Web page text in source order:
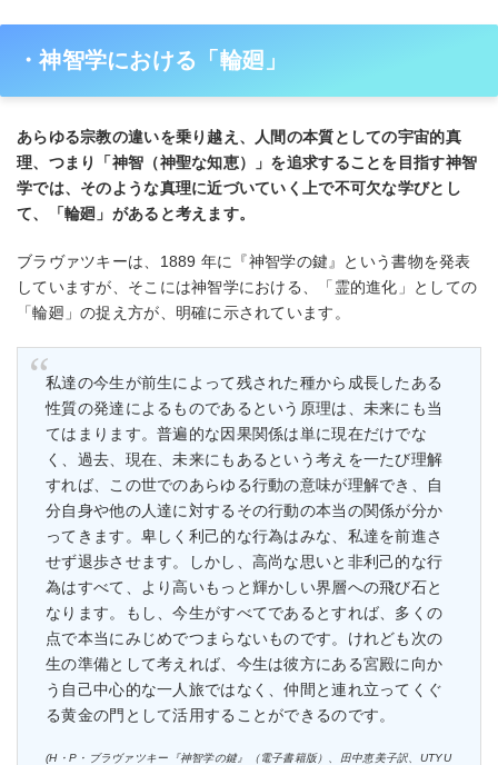
・神智学における「輪廻」
あらゆる宗教の違いを乗り越え、⼈間の本質としての宇宙的真
理、つまり「神智（神聖な知恵）」を追求することを⽬指す神智
学では、そのような真理に近づいていく上で不可⽋な学びとし
て、「輪廻」があると考えます。
ブラヴァツキーは、1889 年に『神智学の鍵』という書物を発表
していますが、そこには神智学における、「霊的進化」としての
「輪廻」の捉え⽅が、明確に⽰されています。
私達の今⽣が前⽣によって残された種から成⻑したある
性質の発達によるものであるという原理は、未来にも当
てはまります。普遍的な因果関係は単に現在だけでな
く、過去、現在、未来にもあるという考えを⼀たび理解
すれば、この世でのあらゆる⾏動の意味が理解でき、⾃
分⾃⾝や他の⼈達に対するその⾏動の本当の関係が分か
ってきます。卑しく利⼰的な⾏為はみな、私達を前進さ
せず退歩させます。しかし、⾼尚な思いと⾮利⼰的な⾏
為はすべて、より⾼いもっと輝かしい界層への⾶び⽯と
なります。もし、今⽣がすべてであるとすれば、多くの
点で本当にみじめでつまらないものです。けれども次の
⽣の準備として考えれば、今⽣は彼⽅にある宮殿に向か
う⾃⼰中⼼的な⼀⼈旅ではなく、仲間と連れ⽴ってくぐ
る⻩⾦の⾨として活⽤することができるのです。
(H・P・ブラヴァツキー『神智学の鍵』（電⼦書籍版）、⽥中恵美⼦訳、UTYU